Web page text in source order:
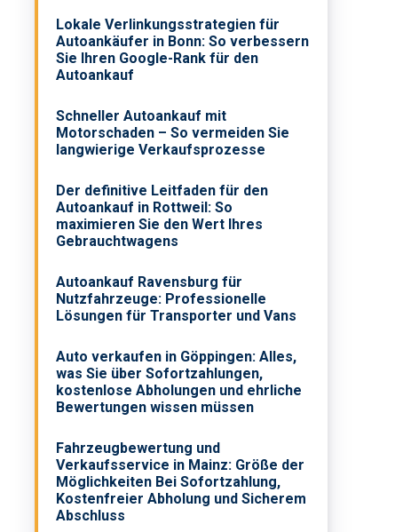
Lokale Verlinkungsstrategien für
Autoankäufer in Bonn: So verbessern
Sie Ihren Google-Rank für den
Autoankauf
Schneller Autoankauf mit
Motorschaden – So vermeiden Sie
langwierige Verkaufsprozesse
Der definitive Leitfaden für den
Autoankauf in Rottweil: So
maximieren Sie den Wert Ihres
Gebrauchtwagens
Autoankauf Ravensburg für
Nutzfahrzeuge: Professionelle
Lösungen für Transporter und Vans
Auto verkaufen in Göppingen: Alles,
was Sie über Sofortzahlungen,
kostenlose Abholungen und ehrliche
Bewertungen wissen müssen
Fahrzeugbewertung und
Verkaufsservice in Mainz: Größe der
Möglichkeiten Bei Sofortzahlung,
Kostenfreier Abholung und Sicherem
Abschluss